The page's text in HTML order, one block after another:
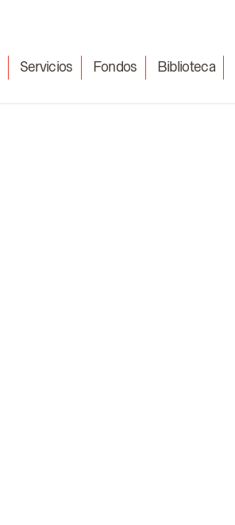
Servicios Fondos Biblioteca